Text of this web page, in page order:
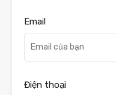
Email
Điện thoại